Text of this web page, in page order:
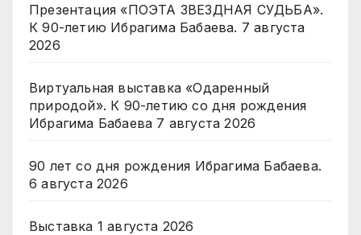
Презентация «ПОЭТА ЗВЕЗДНАЯ СУДЬБА».
К 90-летию Ибрагима Бабаева. 7 августа
2026
Виртуальная выставка «Одаренный
природой». К 90-летию со дня рождения
Ибрагима Бабаева 7 августа 2026
90 лет со дня рождения Ибрагима Бабаева.
6 августа 2026
Выставка 1 августа 2026